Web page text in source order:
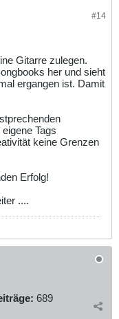
#14
Gitarre zulegen.
her und sieht
ergangen ist. Damit
Tags
keine Grenzen
Erfolg!
....
689